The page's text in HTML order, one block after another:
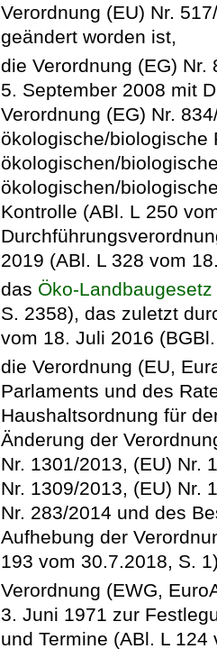
Verordnung (EU) Nr.
geändert worden ist,
die Verordnung (EG)
5. September 2008 mit
Verordnung (EG) Nr.
ökologische/biologische
ökologischen/
ökologischen/
Kontrolle (ABl. L 250
2019 (ABl. L 328 vom
das Öko-Landbaugesetz
S. 2358), das zuletzt
vom 18. Juli 2016
die Verordnung (EU,
Parlaments und des
Haushaltsordnung für
Änderung der
Nr. 1301/2013, (EU) Nr.
Nr. 1309/2013, (EU) Nr.
Nr. 283/2014 und des
Aufhebung der
193 vom 30.7.2018, S.
Verordnung (EWG,
3. Juni 1971 zur
und Termine (ABl. L